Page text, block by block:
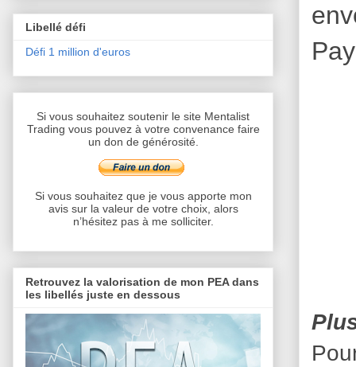
Libellé défi
Défi 1 million d'euros
Si vous souhaitez soutenir le site Mentalist
Trading vous pouvez à votre convenance faire
un don de générosité.
Si vous souhaitez que je vous apporte mon
avis sur la valeur de votre choix, alors
n’hésitez pas à me solliciter.
Retrouvez la valorisation de mon PEA dans
les libellés juste en dessous